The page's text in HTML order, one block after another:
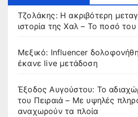
Τζολάκης: Η ακριβότερη
ιστορία της Χαλ – Το ποσό
Μεξικό: Influencer
έκανε live μετάδοση
Έξοδος Αυγούστου: Το
του Πειραιά – Με υψηλές
αναχωρούν τα πλοία